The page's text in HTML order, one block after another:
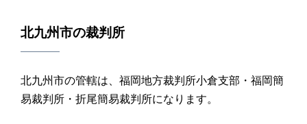
北九州市の裁判所
北九州市の管轄は、福岡地方裁判所小倉支部・福岡簡
易裁判所・折尾簡易裁判所になります。